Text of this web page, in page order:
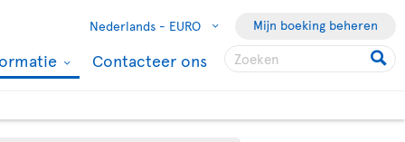
Nederlands - EURO Mijn boeking beheren
Contacteer ons